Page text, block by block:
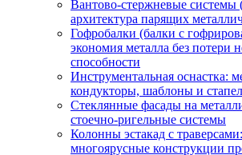
Вантово-стержневые системы
архитектура парящих
Гофробалки (балки с
экономия металла без потери
способности
Инструментальная оснастка:
кондукторы, шаблоны и
Стеклянные фасады на
стоечно-ригельные системы
Колонны эстакад с
многоярусные конструкции